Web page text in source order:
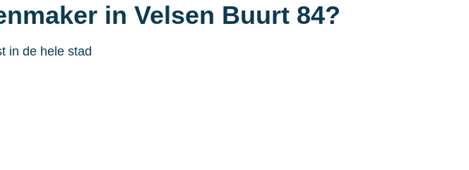
in Velsen Buurt 84?
in de hele stad